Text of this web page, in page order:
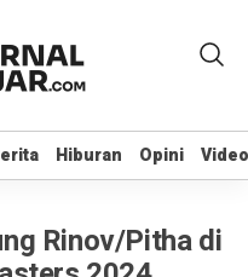
Hiburan Opini Video
Hiburan Opini Video
Rinov/Pitha di